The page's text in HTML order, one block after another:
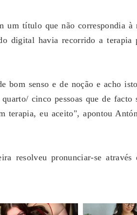
um título que não correspondia à
digital havia recorrido a terapia
bom senso e de noção e acho
cinco pessoas que de facto
terapia, eu aceito", apontou
resolveu pronunciar-se através
July 29, 2026